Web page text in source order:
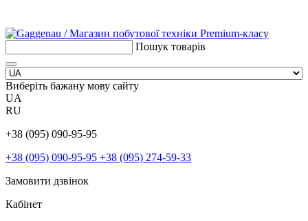
Пошук товарів
Виберіть бажану мову сайту
UA
RU
+38 (095) 090-95-95
+38 (095) 090-95-95 +38 (095) 274-59-33
Замовити дзвінок
Кабінет